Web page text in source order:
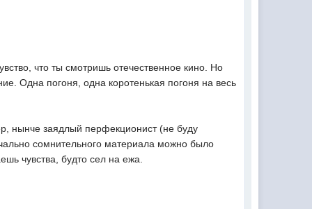
что ты смотришь отечественное кино. Но
Одна погоня, одна коротенькая погоня на весь
нынче заядлый перфекционист (не буду
сомнительного материала можно было
чувства, будто сел на ежа.